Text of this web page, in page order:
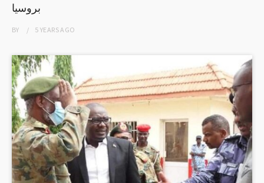
بروسيا
BY 5 YEARSAGO